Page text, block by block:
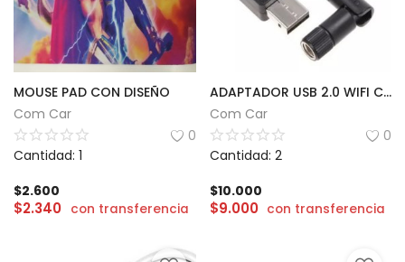
MOUSE PAD CON DISEÑO
Com Car
0
Cantidad: 1
$2.600
$2.340 con transferencia
ADAPTADOR USB 2.0 WIFI CON ANTENA | 802.IIN
Com Car
0
Cantidad: 2
$10.000
$9.000 con transferencia